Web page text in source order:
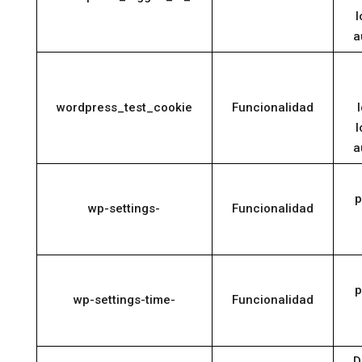
wordpress_test_cookie Funcionalidad
wp-settings- Funcionalidad
wp-settings-time- Funcionalidad